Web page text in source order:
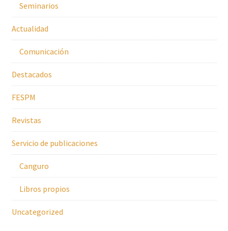
Seminarios
Actualidad
Comunicación
Destacados
FESPM
Revistas
Servicio de publicaciones
Canguro
Libros propios
Uncategorized